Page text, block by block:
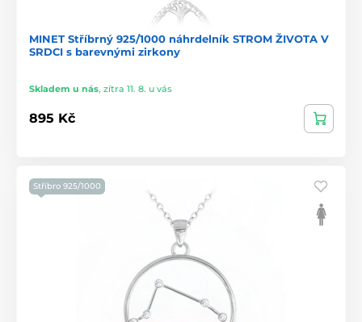
MINET Stříbrný 925/1000 náhrdelník STROM ŽIVOTA V
SRDCI s barevnými zirkony
Skladem u nás, zítra 11. 8. u vás
895 Kč
Stříbro 925/1000